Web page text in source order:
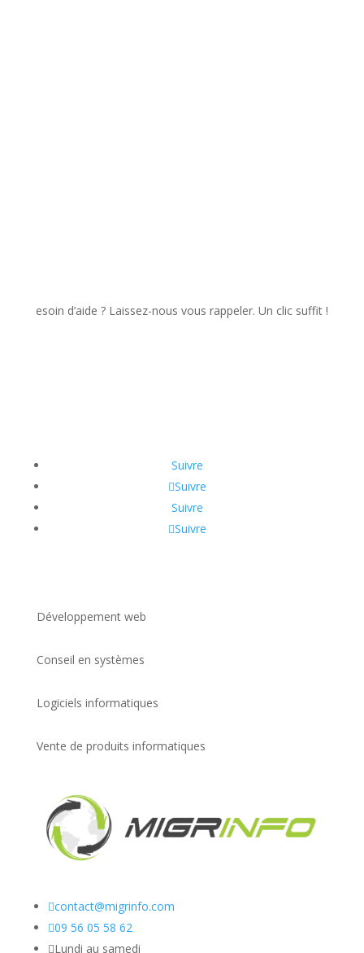
d’aide ? Laissez-nous vous rappeler. Un clic suffit !
Suivre
Suivre
Suivre
Suivre
Développement web
Conseil en systèmes
Logiciels informatiques
Vente de produits informatiques
contact@migrinfo.com
09 56 05 58 62
Lundi au samedi